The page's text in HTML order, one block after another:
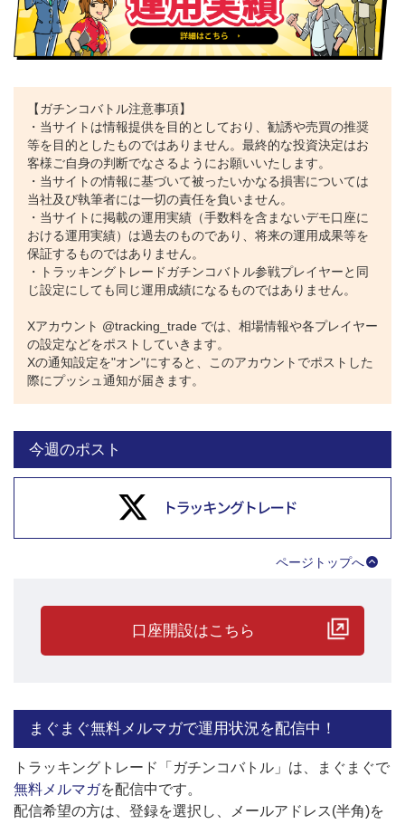
【ガチンコバトル注意事項】
・当サイトは情報提供を目的としており、勧誘や売買の推奨
等を目的としたものではありません。最終的な投資決定はお
客様ご自身の判断でなさるようにお願いいたします。
・当サイトの情報に基づいて被ったいかなる損害については
当社及び執筆者には一切の責任を負いません。
・当サイトに掲載の運用実績（手数料を含まないデモ口座に
おける運用実績）は過去のものであり、将来の運用成果等を
保証するものではありません。
・トラッキングトレードガチンコバトル参戦プレイヤーと同
じ設定にしても同じ運用成績になるものではありません。
Xアカウント @tracking_trade では、相場情報や各プレイヤー
の設定などをポストしていきます。
Xの通知設定を"オン"にすると、このアカウントでポストした
際にプッシュ通知が届きます。
今週のポスト
ページトップへ
口座開設はこちら
まぐまぐ無料メルマガで運用状況を配信中！
トラッキングトレード「ガチンコバトル」は、まぐまぐで
無料メルマガを配信中です。
配信希望の方は、登録を選択し、メールアドレス(半角)を